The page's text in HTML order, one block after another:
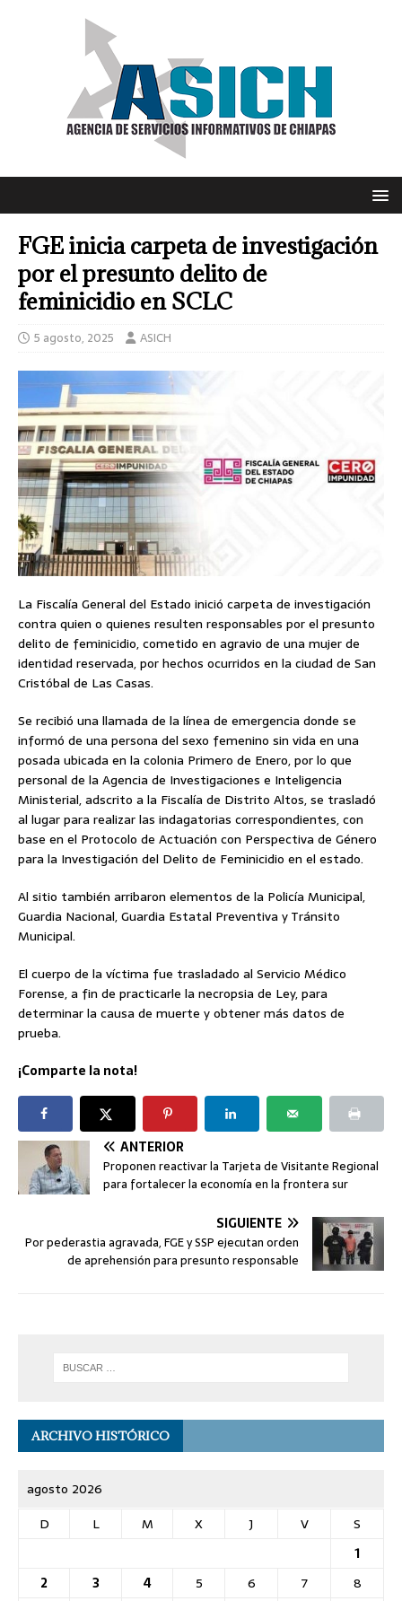
FGE inicia carpeta de investigación
por el presunto delito de
feminicidio en SCLC
5 agosto, 2025 ASICH
La Fiscalía General del Estado inició carpeta de investigación
contra quien o quienes resulten responsables por el presunto
delito de feminicidio, cometido en agravio de una mujer de
identidad reservada, por hechos ocurridos en la ciudad de San
Cristóbal de Las Casas.
Se recibió una llamada de la línea de emergencia donde se
informó de una persona del sexo femenino sin vida en una
posada ubicada en la colonia Primero de Enero, por lo que
personal de la Agencia de Investigaciones e Inteligencia
Ministerial, adscrito a la Fiscalía de Distrito Altos, se trasladó
al lugar para realizar las indagatorias correspondientes, con
base en el Protocolo de Actuación con Perspectiva de Género
para la Investigación del Delito de Feminicidio en el estado.
Al sitio también arribaron elementos de la Policía Municipal,
Guardia Nacional, Guardia Estatal Preventiva y Tránsito
Municipal.
El cuerpo de la víctima fue trasladado al Servicio Médico
Forense, a fin de practicarle la necropsia de Ley, para
determinar la causa de muerte y obtener más datos de
prueba.
¡Comparte la nota!
ANTERIOR
Proponen reactivar la Tarjeta de Visitante Regional
para fortalecer la economía en la frontera sur
SIGUIENTE
Por pederastia agravada, FGE y SSP ejecutan orden
de aprehensión para presunto responsable
ARCHIVO HISTÓRICO
agosto 2026
D
L M X J V
S
1
2
3 4 5 6 7
8